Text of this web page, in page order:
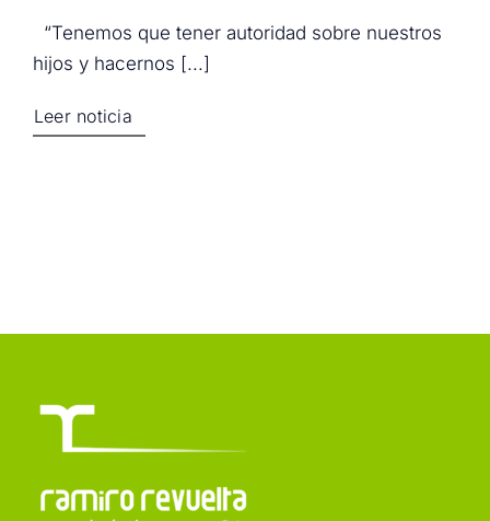
“Tenemos que tener autoridad sobre nuestros
hijos y hacernos [...]
Leer noticia